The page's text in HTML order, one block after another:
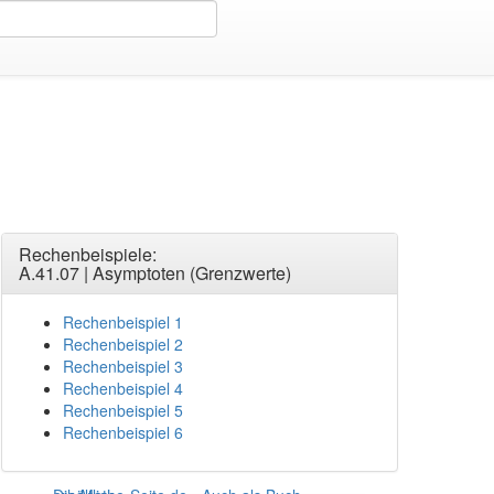
Rechenbeispiele:
A.41.07 | Asymptoten (Grenzwerte)
Rechenbeispiel 1
Rechenbeispiel 2
Rechenbeispiel 3
Rechenbeispiel 4
Rechenbeispiel 5
Rechenbeispiel 6